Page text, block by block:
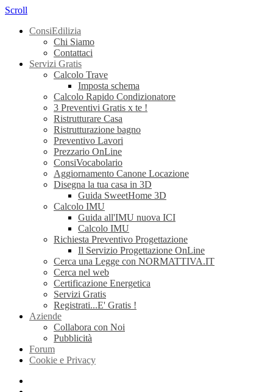
Scroll
ConsiEdilizia
Chi Siamo
Contattaci
Servizi Gratis
Calcolo Trave
Imposta schema
Calcolo Rapido Condizionatore
3 Preventivi Gratis x te !
Ristrutturare Casa
Ristrutturazione bagno
Preventivo Lavori
Prezzario OnLine
ConsiVocabolario
Aggiornamento Canone Locazione
Disegna la tua casa in 3D
Guida SweetHome 3D
Calcolo IMU
Guida all'IMU nuova ICI
Calcolo IMU
Richiesta Preventivo Progettazione
Il Servizio Progettazione OnLine
Cerca una Legge con NORMATTIVA.IT
Cerca nel web
Certificazione Energetica
Servizi Gratis
Registrati...E' Gratis !
Aziende
Collabora con Noi
Pubblicità
Forum
Cookie e Privacy